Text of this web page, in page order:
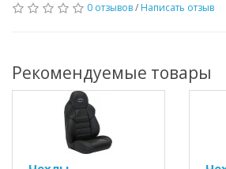
0 отзывов/ Написать отзыв
Рекомендуемые товары